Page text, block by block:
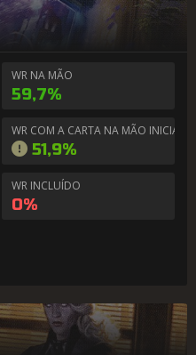
WR NA MÃO
59,7%
WR COM A CARTA NA MÃO INICIAL
51,9%
WR INCLUÍDO
0%